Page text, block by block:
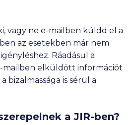
vagy ne e-mailben küldd el a
az esetekben már nem
Ráadásul a
mailben elküldött információt
bizalmassága is sérül a
a JIR-ben?